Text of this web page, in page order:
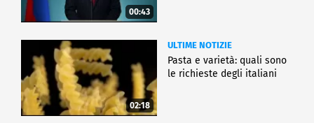
00:43
02:18
ULTIME NOTIZIE
Pasta e varietà: quali sono
le richieste degli italiani